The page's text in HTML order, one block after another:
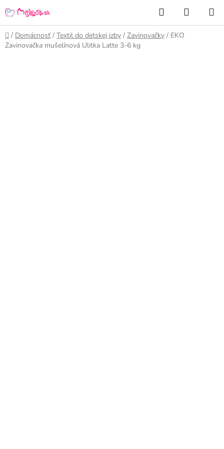
na
obsah
Hľadať
KOŠÍK
Domov
/ Domácnosť / Textil do detskej izby / Zavinovačky / EKO
Zavinovačka mušelínová Ulitka Latte 3-6 kg